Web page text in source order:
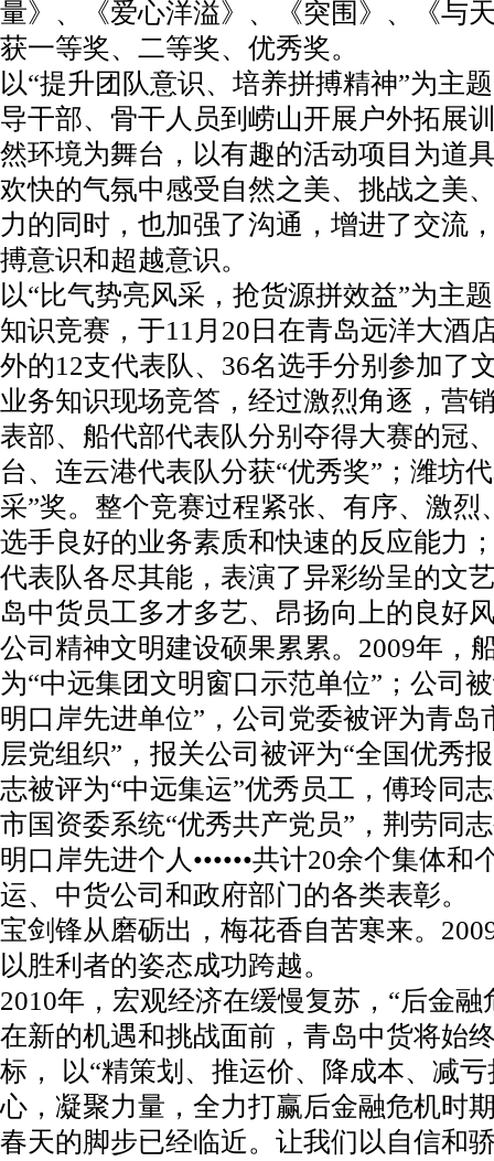
量》、《爱心洋溢》、《突围》、《与
获一等奖、二等奖、优秀奖。
以“提升团队意识、培养拼搏精神”为主
导干部、骨干人员到崂山开展户外拓展
然环境为舞台，以有趣的活动项目为道
欢快的气氛中感受自然之美、挑战之美
力的同时，也加强了沟通，增进了交流
搏意识和超越意识。
以“比气势亮风采，抢货源拼效益”为主
知识竞赛，于11月20日在青岛远洋大酒
外的12支代表队、36名选手分别参加了
业务知识现场竞答，经过激烈角逐，营
表部、船代部代表队分别夺得大赛的冠
台、连云港代表队分获“优秀奖”；潍坊
采”奖。整个竞赛过程紧张、有序、激烈
选手良好的业务素质和快速的反应能力
代表队各尽其能，表演了异彩纷呈的文
岛中货员工多才多艺、昂扬向上的良好
公司精神文明建设硕果累累。2009年，
为“中远集团文明窗口示范单位”；公司
明口岸先进单位”，公司党委被评为青岛
层党组织”，报关公司被评为“全国优秀
志被评为“中远集运”优秀员工，傅玲同
市国资委系统“优秀共产党员”，荆劳同
明口岸先进个人••••••共计20余个集体
运、中货公司和政府部门的各类表彰。
宝剑锋从磨砺出，梅花香自苦寒来。
以胜利者的姿态成功跨越。
2010年，宏观经济在缓慢复苏，“后金
在新的机遇和挑战面前，青岛中货将始
标， 以“精策划、推运价、降成本、减
心，凝聚力量，全力打赢后金融危机时
春天的脚步已经临近。让我们以自信和